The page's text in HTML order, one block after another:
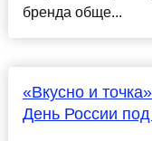
бренда обще...
«Вкусно и
День России